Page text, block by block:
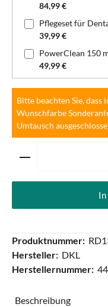
84,99 €
Pflegeset für
39,99 €
PowerClean 150
49,99 €
Bitte beachten Sie,
Wunschfarbe
Umtausch
Produkt Anzahl:
Produktnummer:
Hersteller: DKL
Herstellernummer:
Beschreibung